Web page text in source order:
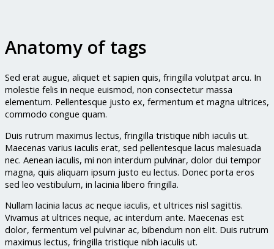
Anatomy of tags
Sed erat augue, aliquet et sapien quis, fringilla volutpat arcu. In
molestie felis in neque euismod, non consectetur massa
elementum. Pellentesque justo ex, fermentum et magna ultrices,
commodo congue quam.
Duis rutrum maximus lectus, fringilla tristique nibh iaculis ut.
Maecenas varius iaculis erat, sed pellentesque lacus malesuada
nec. Aenean iaculis, mi non interdum pulvinar, dolor dui tempor
magna, quis aliquam ipsum justo eu lectus. Donec porta eros
sed leo vestibulum, in lacinia libero fringilla.
Nullam lacinia lacus ac neque iaculis, et ultrices nisl sagittis.
Vivamus at ultrices neque, ac interdum ante. Maecenas est
dolor, fermentum vel pulvinar ac, bibendum non elit. Duis rutrum
maximus lectus, fringilla tristique nibh iaculis ut.